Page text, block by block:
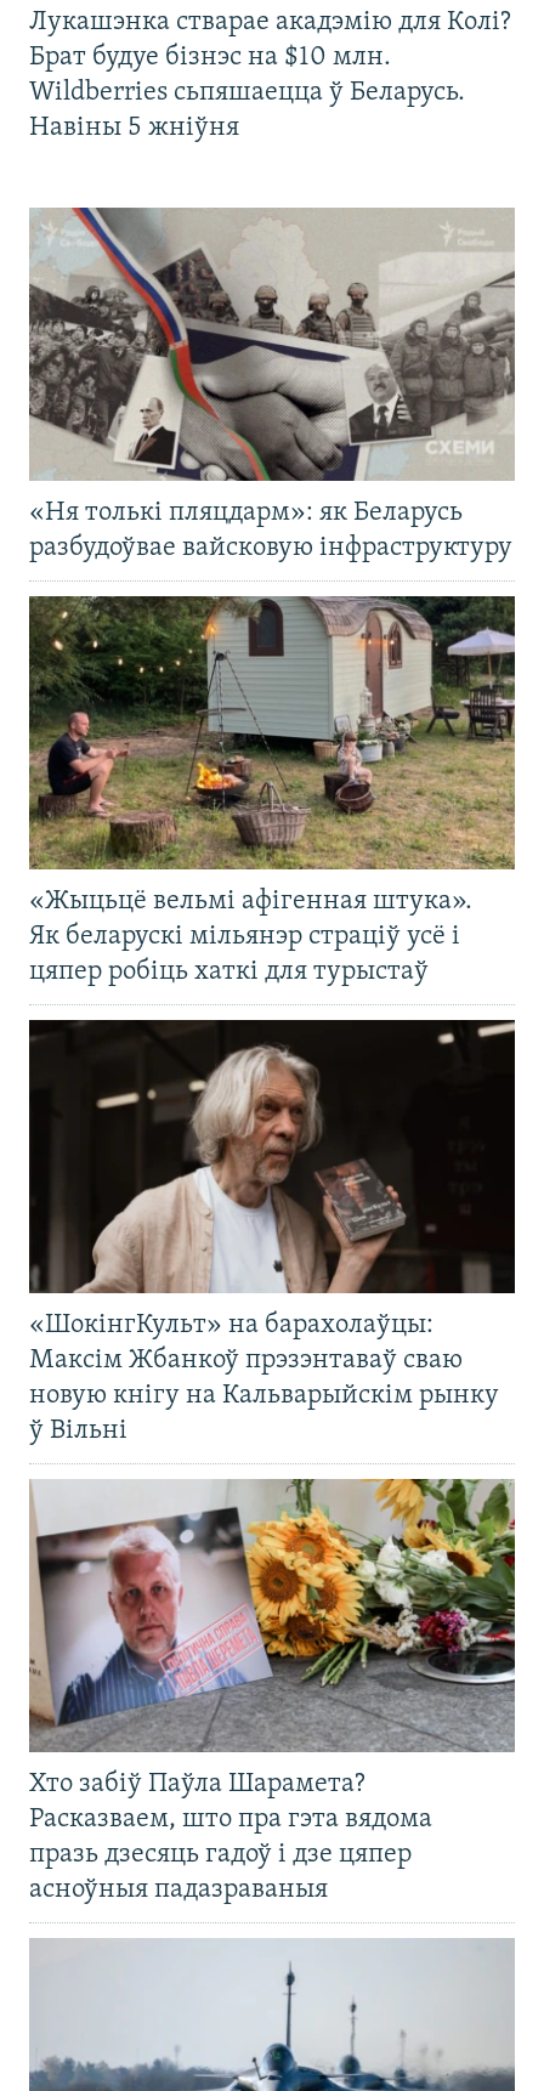
Лукашэнка стварае акадэмію для Колі?
Брат будуе бізнэс на $10 млн.
Wildberries сьпяшаецца ў Беларусь.
Навіны 5 жніўня
«Ня толькі пляцдарм»: як Беларусь
разбудоўвае вайсковую інфраструктуру
«Жыцьцё вельмі афігенная штука».
Як беларускі мільянэр страціў усё і
цяпер робіць хаткі для турыстаў
«ШокінгКульт» на барахолаўцы:
Максім Жбанкоў прэзэнтаваў сваю
новую кнігу на Кальварыйскім рынку
ў Вільні
Хто забіў Паўла Шарамета?
Расказваем, што пра гэта вядома
празь дзесяць гадоў і дзе цяпер
асноўныя падазраваныя